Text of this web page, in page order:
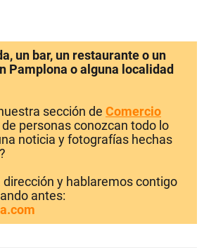
un bar, un restaurante o un
Pamplona o alguna localidad
sección de Comercio
personas conozcan todo lo
noticia y fotografías hechas
dirección y hablaremos contigo
antes: